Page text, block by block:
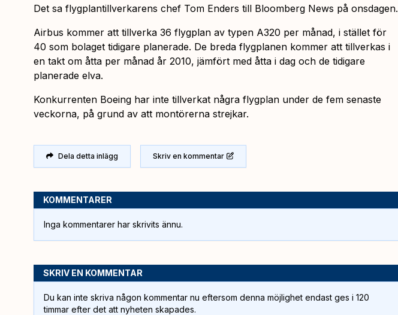
Det sa flygplantillverkarens chef Tom Enders till Bloomberg News på onsdagen.
Airbus kommer att tillverka 36 flygplan av typen A320 per månad, i stället för
40 som bolaget tidigare planerade. De breda flygplanen kommer att tillverkas i
en takt om åtta per månad år 2010, jämfört med åtta i dag och de tidigare
planerade elva.
Konkurrenten Boeing har inte tillverkat några flygplan under de fem senaste
veckorna, på grund av att montörerna strejkar.
Dela detta inlägg Skriv en kommentar
KOMMENTARER
Inga kommentarer har skrivits ännu.
SKRIV EN KOMMENTAR
Du kan inte skriva någon kommentar nu eftersom denna möjlighet endast ges i 120
timmar efter det att nyheten skapades.